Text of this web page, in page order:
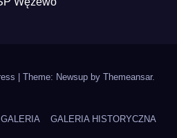
Theme: Newsup by Themeansar.
GALERIA GALERIA HISTORYCZNA